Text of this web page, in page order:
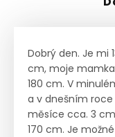
Dobrý den. Je mi
cm, moje
180 cm. V
a v dnešním
měsíce cca. 3
170 cm. Je